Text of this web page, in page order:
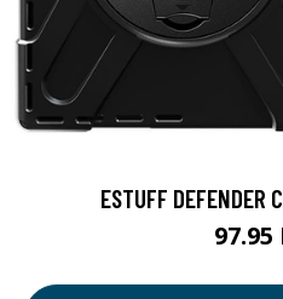
ESTUFF DEFENDER
97.95